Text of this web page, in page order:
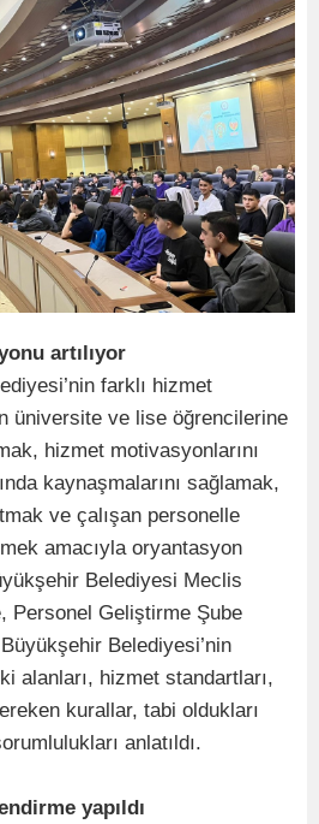
artılıyor
farklı hizmet
üniversite ve lise öğrencilerine
hizmet motivasyonlarını
kaynaşmalarını sağlamak,
ve çalışan personelle
amacıyla oryantasyon
Belediyesi Meclis
Personel Geliştirme Şube
Belediyesi’nin
alanları, hizmet standartları,
kurallar, tabi oldukları
anlatıldı.
yapıldı